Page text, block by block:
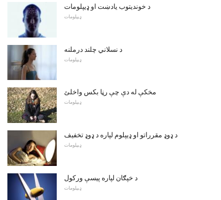
د خوندیتوب یادښت او ډیپلومات
ډیپلومات
د نسلاني چلند درملنه
ډیپلومات
مخکې له دې چې رڼا بکس واخلئ
ډیپلومات
د ډوډ مقرراتو او ډیپلوم لپاره د ډوډ تخفیف
ډیپلومات
د خپګان لپاره پیسې ورکول
ډیپلومات